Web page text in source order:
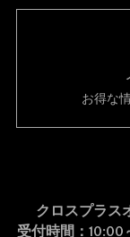
お得な
クロスプラス
受付時間：10:00